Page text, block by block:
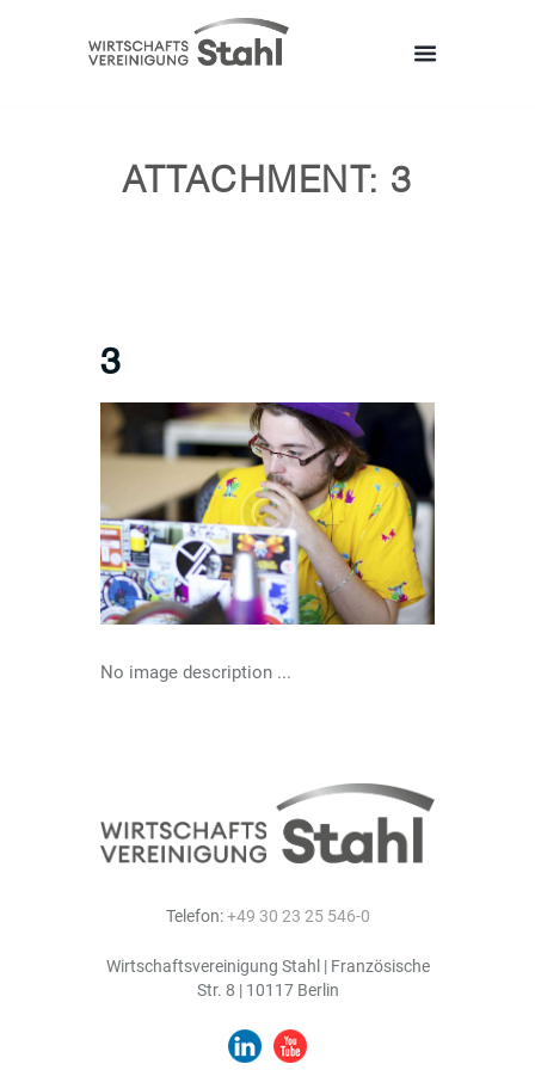
ATTACHMENT: 3
3
No image description ...
Telefon:+49 30 23 25 546-0
Wirtschaftsvereinigung Stahl | Französische
Str. 8 | 10117 Berlin